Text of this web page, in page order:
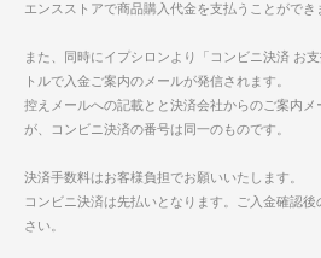
エンスストアで商品購入代金を支払うことができ
また、同時にイプシロンより「コンビニ決済 お
トルで入金ご案内のメールが発信されます。
控えメールへの記載とと決済会社からのご案内
が、コンビニ決済の番号は同一のものです。
決済手数料はお客様負担でお願いいたします。
コンビニ決済は先払いとなります。ご入金確認
さい。